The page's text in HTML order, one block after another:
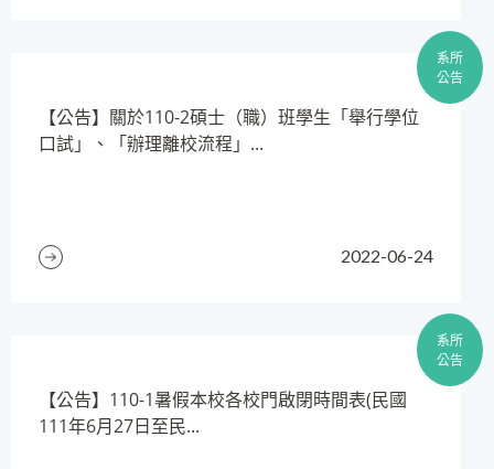
系所
公告
2022-06-24
【公告】關於110-2碩士（職）班學生「舉行學位
口試」、「辦理離校流程」...
系所
公告
​【公告】110-1暑假本校各校門啟閉時間表(民國
111年6月27日至民...